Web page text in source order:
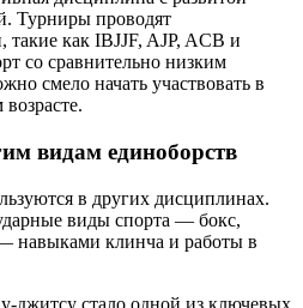
Турниры проводят
как IBJJF, AJP, ACB и
со сравнительно низким
смело начать участвовать в
видам единоборств
в других дисциплинах.
виды спорта — бокс,
навыками клинча и работы в
джитсу стало одной из ключевых